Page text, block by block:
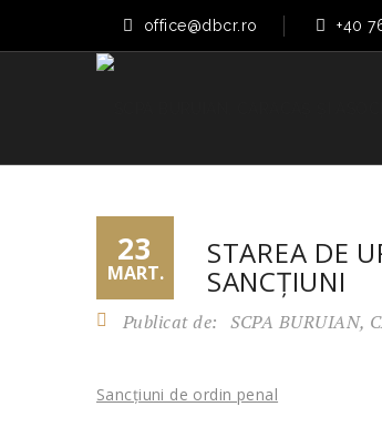
office@dbcr.ro +40
23
MART.
STAREA DE
SANCȚIUNI
Publicat de: SCPA BURUIAN,
Sancțiuni de ordin penal